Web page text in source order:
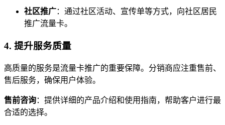
社区推广：通过社区活动、宣传单等方式，向社区居民
推广流量卡。
4. 提升服务质量
高质量的服务是流量卡推广的重要保障。分销商应注重售前、
售后服务，确保用户体验。
售前咨询：提供详细的产品介绍和使用指南，帮助客户进行最
合适的选择。